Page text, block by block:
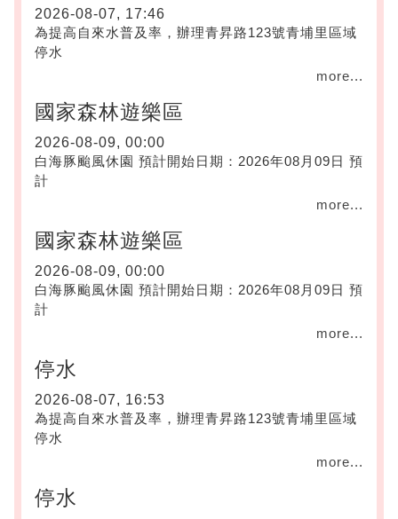
2026-08-07, 17:46
為提高自來水普及率，辦理青昇路123號青埔里區域
停水
more...
國家森林遊樂區
2026-08-09, 00:00
白海豚颱風休園 預計開始日期：2026年08月09日 預
計
more...
國家森林遊樂區
2026-08-09, 00:00
白海豚颱風休園 預計開始日期：2026年08月09日 預
計
more...
停水
2026-08-07, 16:53
為提高自來水普及率，辦理青昇路123號青埔里區域
停水
more...
停水